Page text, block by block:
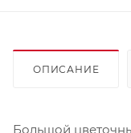
ОПИСАНИЕ
Большой